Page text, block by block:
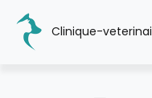
Clinique-